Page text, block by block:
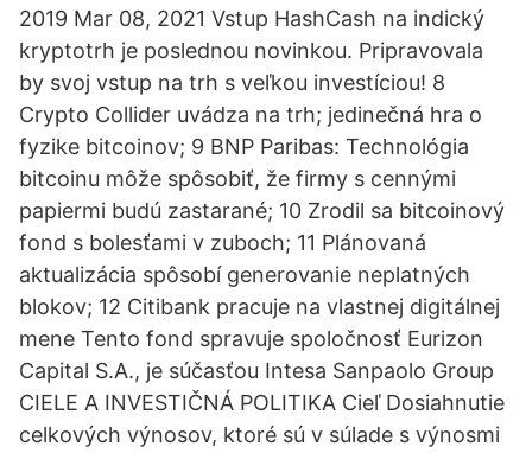
2019 Mar 08, 2021 Vstup HashCash na indický
kryptotrh je poslednou novinkou. Pripravovala
by svoj vstup na trh s veľkou investíciou! 8
Crypto Collider uvádza na trh; jedinečná hra o
fyzike bitcoinov; 9 BNP Paribas: Technológia
bitcoinu môže spôsobiť, že firmy s cennými
papiermi budú zastarané; 10 Zrodil sa bitcoinový
fond s bolesťami v zuboch; 11 Plánovaná
aktualizácia spôsobí generovanie neplatných
blokov; 12 Citibank pracuje na vlastnej digitálnej
mene Tento fond spravuje spoločnosť Eurizon
Capital S.A., je súčasťou Intesa Sanpaolo Group
CIELE A INVESTIČNÁ POLITIKA Cieľ Dosiahnutie
celkových výnosov, ktoré sú v súlade s výnosmi